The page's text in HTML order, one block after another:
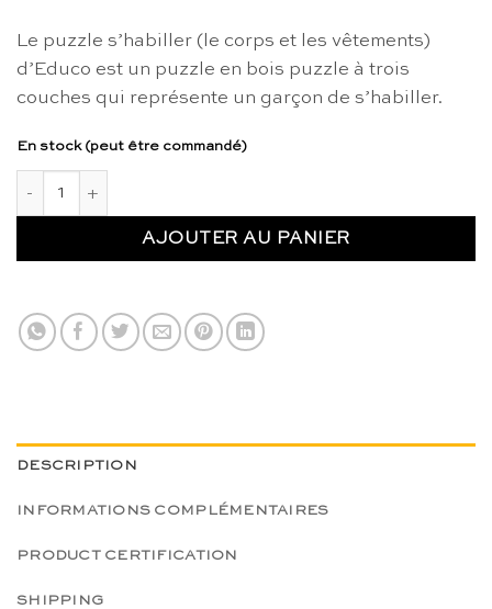
Le puzzle s’habiller (le corps et les vêtements)
d’Educo est un puzzle en bois puzzle à trois
couches qui représente un garçon de s’habiller.
En stock (peut être commandé)
AJOUTER AU PANIER
DESCRIPTION
INFORMATIONS COMPLÉMENTAIRES
PRODUCT CERTIFICATION
SHIPPING